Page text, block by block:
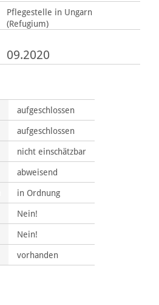
Pflegestelle in Ungarn
(Refugium)
09.2020
aufgeschlossen
aufgeschlossen
nicht einschätzbar
abweisend
in Ordnung
Nein!
Nein!
vorhanden